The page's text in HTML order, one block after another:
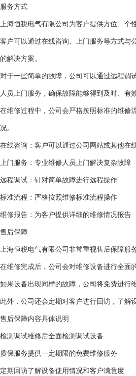
服务方式
上海恒税电气有限公司为客户提供方位、个
客户可以通过在线咨询、上门服务等方式与
的解决方案。
对于一些简单的故障，公司可以通过远程调
人员上门服务，确保故障能够得到及时、有
在维修过程中，公司会严格按照标准的维修
况。
在线咨询：客户可以通过公司网站或其他在
上门服务：专业维修人员上门解决复杂故障
远程调试：针对简单故障进行远程操作
标准流程：严格按照维修标准流程操作
维修报告：为客户提供详细的维修情况报告
售后保障
上海恒税电气有限公司非常重视售后保障服
在维修完成后，公司会对维修设备进行全面
如果设备出现同样的故障，公司将免费进行维
此外，公司还会定期对客户进行回访，了解
售后保障内容具体说明
检测调试维修后全面检测调试设备
质保服务提供一定期限的免费维修服务
定期回访了解设备使用情况和客户满意度